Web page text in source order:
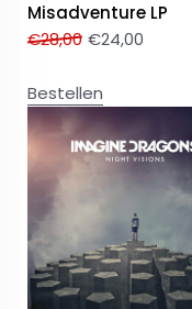
Misadventure LP
€28,00 €24,00
Bestellen